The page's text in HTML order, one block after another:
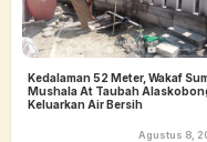
Kedalaman 52 Meter, Wakaf
Mushala At Taubah
Keluarkan Air Bersih
Agustus 8,